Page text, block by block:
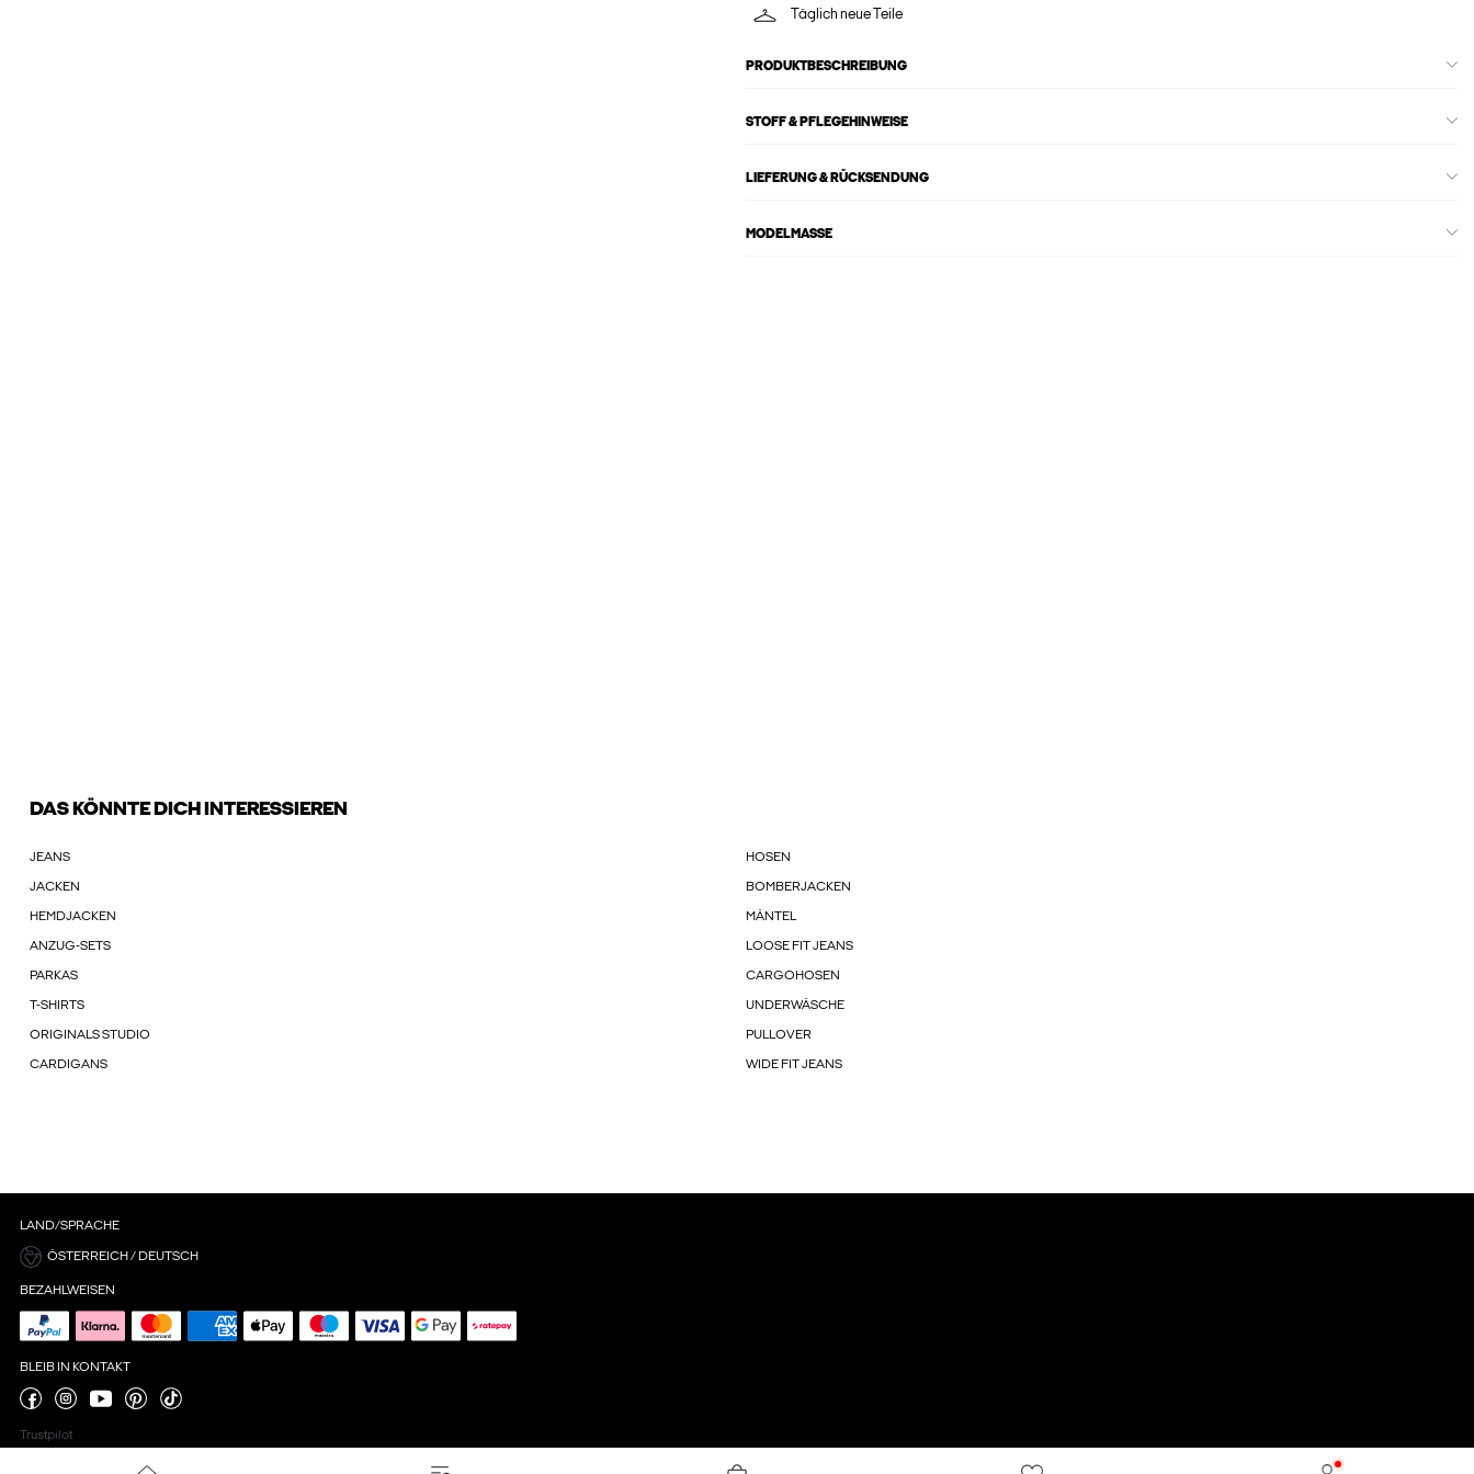
Täglich neue Teile
PRODUKTBESCHREIBUNG
STOFF & PFLEGEHINWEISE
LIEFERUNG & RÜCKSENDUNG
MODELMASSE
DAS KÖNNTE DICH INTERESSIEREN
JEANS HOSEN
JACKEN BOMBERJACKEN
HEMDJACKEN MÄNTEL
ANZUG-SETS LOOSE FIT JEANS
PARKAS CARGOHOSEN
T-SHIRTS UNDERWÄSCHE
ORIGINALS STUDIO PULLOVER
CARDIGANS WIDE FIT JEANS
LAND/SPRACHE
ÖSTERREICH / DEUTSCH
BEZAHLWEISEN
BLEIB IN KONTAKT
Trustpilot